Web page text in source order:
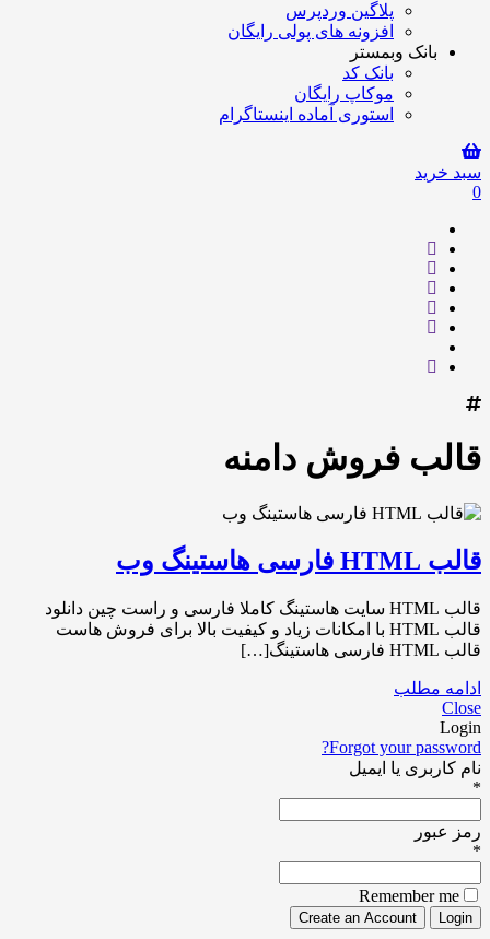
پلاگین وردپرس
افزونه های پولی رایگان
بانک وبمستر
بانک کد
موکاپ رایگان
استوری آماده اینستاگرام
سبد خرید
0
قالب فروش دامنه
قالب HTML فارسی هاستینگ وب
قالب HTML سایت هاستینگ کاملا فارسی و راست چین دانلود
قالب HTML با امکانات زیاد و کیفیت بالا برای فروش هاست
قالب HTML فارسی هاستینگ[…]
ادامه مطلب
Close
Login
Forgot your password?
نام کاربری یا ایمیل
*
رمز عبور
*
Remember me